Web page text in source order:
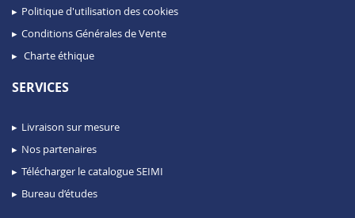
Politique d'utilisation des cookies
Conditions Générales de Vente
Charte éthique
SERVICES
Livraison sur mesure
Nos partenaires
Télécharger le catalogue SEIMI
Bureau d’études